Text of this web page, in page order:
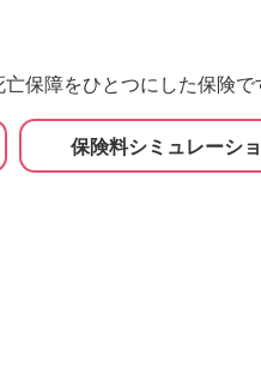
礎知識
トサービス
保障をひとつにした保険で
保険料シミュレーシ